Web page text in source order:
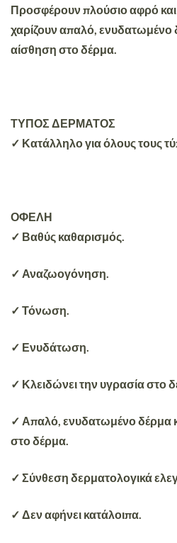
Προσφέρουν πλούσιο αφρό
χαρίζουν απαλό, ενυδατωμένο
αίσθηση στο δέρμα.
ΤΥΠΟΣ ΔΕΡΜΑΤΟΣ
✓ Κατάλληλο για όλους τους
ΟΦΕΛΗ
✓ Βαθύς καθαρισμός.
✓ Αναζωογόνηση.
✓ Τόνωση.
✓ Ενυδάτωση.
✓ Κλειδώνει την υγρασία στο
✓ Απαλό, ενυδατωμένο δέρμα
στο δέρμα.
✓ Σύνθεση δερματολογικά
✓ Δεν αφήνει κατάλοιπα.